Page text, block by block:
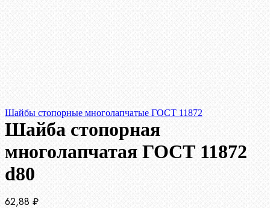
Шайбы стопорные многолапчатые ГОСТ 11872
Шайба стопорная
многолапчатая ГОСТ 11872
d80
62,88 ₽